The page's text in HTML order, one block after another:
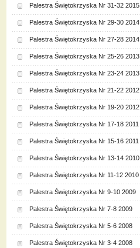
Palestra Świętokrzyska Nr 31-32 2015
Palestra Świętokrzyska Nr 29-30 2014
Palestra Świętokrzyska Nr 27-28 2014
Palestra Świętokrzyska Nr 25-26 2013
Palestra Świętokrzyska Nr 23-24 2013
Palestra Świętokrzyska Nr 21-22 2012
Palestra Świętokrzyska Nr 19-20 2012
Palestra Świętokrzyska Nr 17-18 2011
Palestra Świętokrzyska Nr 15-16 2011
Palestra Świętokrzyska Nr 13-14 2010
Palestra Świętokrzyska Nr 11-12 2010
Palestra Świętokrzyska Nr 9-10 2009
Palestra Świętokrzyska Nr 7-8 2009
Palestra Świętokrzyska Nr 5-6 2008
Palestra Świętokrzyska Nr 3-4 2008